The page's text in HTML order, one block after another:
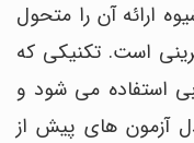
ارائه آن را متحول
است. تکنیکی که
استفاده می شود و
آزمون های پیش از